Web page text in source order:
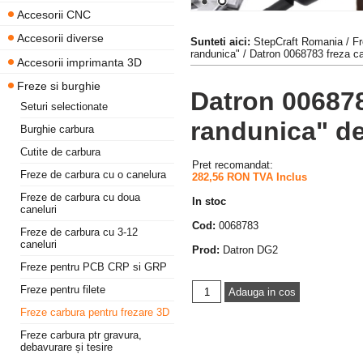
Accesorii CNC
Accesorii diverse
Accesorii imprimanta 3D
Freze si burghie
Seturi selectionate
Burghie carbura
Cutite de carbura
Freze de carbura cu o canelura
Freze de carbura cu doua
caneluri
Freze de carbura cu 3-12
caneluri
Freze pentru PCB CRP si GRP
Freze pentru filete
Freze carbura pentru frezare 3D
Freze carbura ptr gravura,
debavurare și tesire
Sunteti aici: StepCraft Romania/
randunica" / Datron 0068783 freza
Datron
randunica"
Pret recomandat:
282,56 RON TVA Inclus
In stoc
Cod: 0068783
Prod: Datron DG2